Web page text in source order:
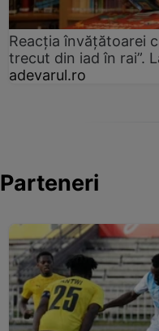
Reacția învățătoarei
trecut din iad în rai”.
adevarul.ro
Parteneri